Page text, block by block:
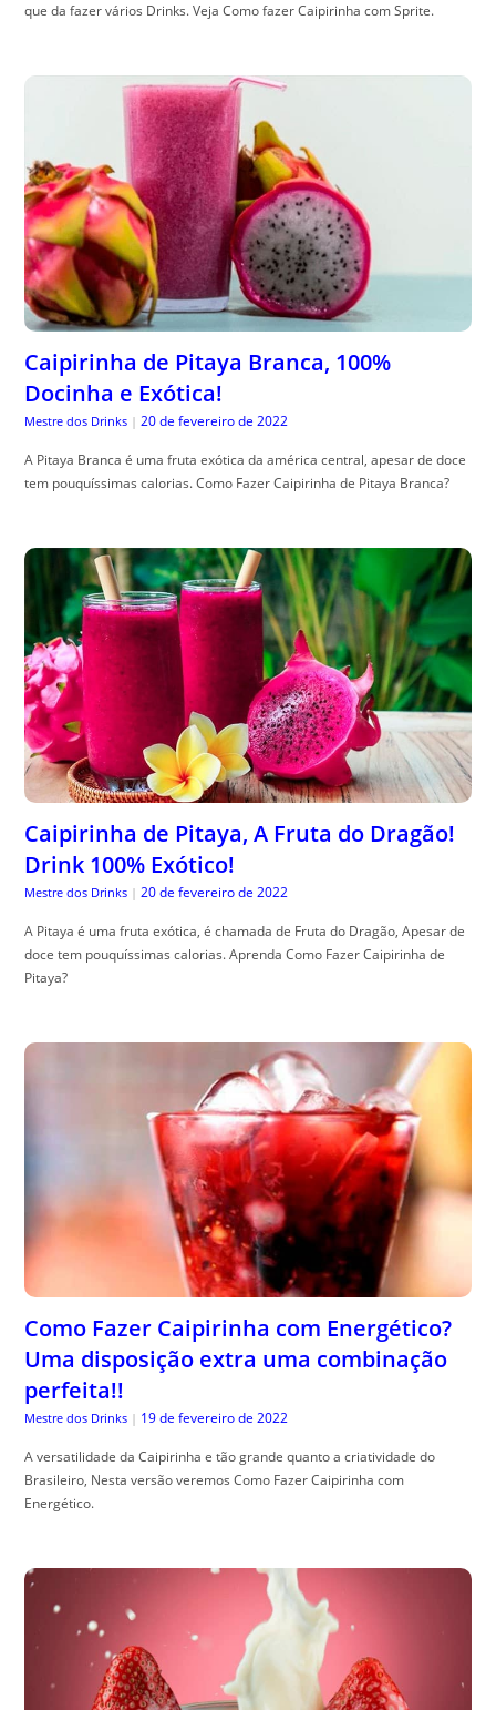
que da fazer vários Drinks. Veja Como fazer Caipirinha com Sprite.
Caipirinha de Pitaya Branca, 100%
Docinha e Exótica!
Mestre dos Drinks | 20 de fevereiro de 2022
A Pitaya Branca é uma fruta exótica da américa central, apesar de doce
tem pouquíssimas calorias. Como Fazer Caipirinha de Pitaya Branca?
Caipirinha de Pitaya, A Fruta do Dragão!
Drink 100% Exótico!
Mestre dos Drinks | 20 de fevereiro de 2022
A Pitaya é uma fruta exótica, é chamada de Fruta do Dragão, Apesar de
doce tem pouquíssimas calorias. Aprenda Como Fazer Caipirinha de
Pitaya?
Como Fazer Caipirinha com Energético?
Uma disposição extra uma combinação
perfeita!!
Mestre dos Drinks | 19 de fevereiro de 2022
A versatilidade da Caipirinha e tão grande quanto a criatividade do
Brasileiro, Nesta versão veremos Como Fazer Caipirinha com
Energético.